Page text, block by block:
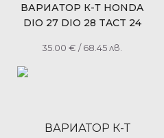
ВАРИАТОР К-Т HONDA
DIO 27 DIO 28 TACT 24
RACING
35.00 € / 68.45 лв.